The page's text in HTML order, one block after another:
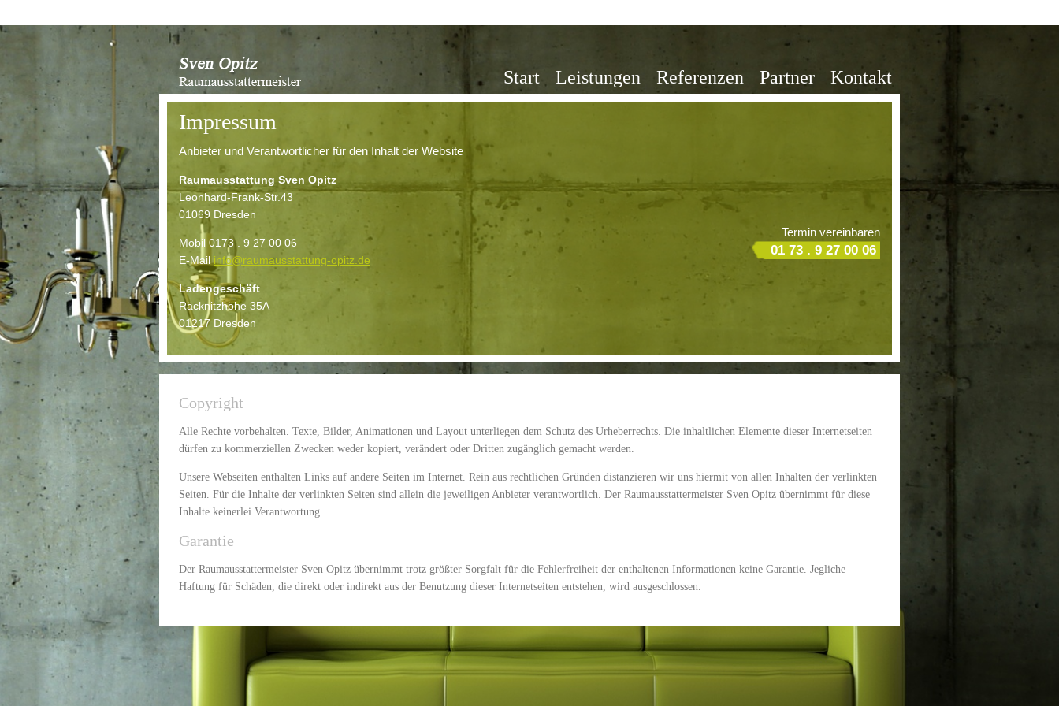
Start Leistungen Referenzen Partner Kontakt
Impressum
Anbieter und Verantwortlicher für den Inhalt der Website
Raumausstattung Sven Opitz
Leonhard-Frank-Str.43
01069 Dresden
Mobil 0173 . 9 27 00 06
E-Mailinfo@raumausstattung-opitz.de
Ladengeschäft
Räcknitzhöhe 35A
01217 Dresden
Termin vereinbaren
01 73 . 9 27 00 06
Copyright
Alle Rechte vorbehalten. Texte, Bilder, Animationen und Layout unterliegen dem Schutz des Urheberrechts. Die inhaltlichen Elemente dieser Internetseiten
dürfen zu kommerziellen Zwecken weder kopiert, verändert oder Dritten zugänglich gemacht werden.
Unsere Webseiten enthalten Links auf andere Seiten im Internet. Rein aus rechtlichen Gründen distanzieren wir uns hiermit von allen Inhalten der verlinkten
Seiten. Für die Inhalte der verlinkten Seiten sind allein die jeweiligen Anbieter verantwortlich. Der Raumausstattermeister Sven Opitz übernimmt für diese
Inhalte keinerlei Verantwortung.
Garantie
Der Raumausstattermeister Sven Opitz übernimmt trotz größter Sorgfalt für die Fehlerfreiheit der enthaltenen Informationen keine Garantie. Jegliche
Haftung für Schäden, die direkt oder indirekt aus der Benutzung dieser Internetseiten entstehen, wird ausgeschlossen.